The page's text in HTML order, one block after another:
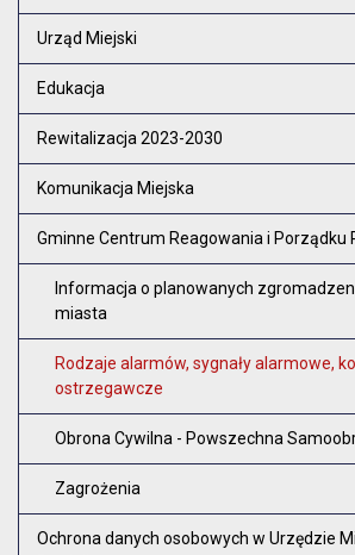
Urząd Miejski
Edukacja
Rewitalizacja 2023-2030
Komunikacja Miejska
Gminne Centrum Reagowania i Porządku
Informacja o planowanych
miasta
Rodzaje alarmów, sygnały alarmowe,
ostrzegawcze
Obrona Cywilna - Powszechna
Zagrożenia
Ochrona danych osobowych w Urzędzie